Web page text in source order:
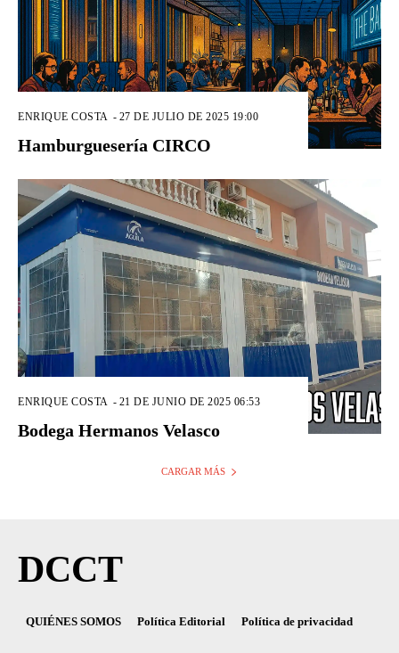
ENRIQUE COSTA - 27 DE JULIO DE 2025 19:00
Hamburguesería CIRCO
ENRIQUE COSTA - 21 DE JUNIO DE 2025 06:53
Bodega Hermanos Velasco
CARGAR MÁS
DCCT
QUIÉNES SOMOS Política Editorial Política de privacidad